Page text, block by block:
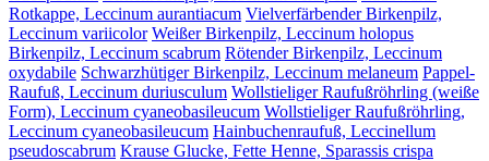
Rotkappe, Leccinum aurantiacum Vielverfärbender Birkenpilz,
Leccinum variicolor Weißer Birkenpilz, Leccinum holopus
Birkenpilz, Leccinum scabrum Rötender Birkenpilz, Leccinum
oxydabile Schwarzhütiger Birkenpilz, Leccinum melaneum Pappel-
Raufuß, Leccinum duriusculum Wollstieliger Raufußröhrling (weiße
Form), Leccinum cyaneobasileucum Wollstieliger Raufußröhrling,
Leccinum cyaneobasileucum Hainbuchenraufuß, Leccinellum
pseudoscabrum Krause Glucke, Fette Henne, Sparassis crispa